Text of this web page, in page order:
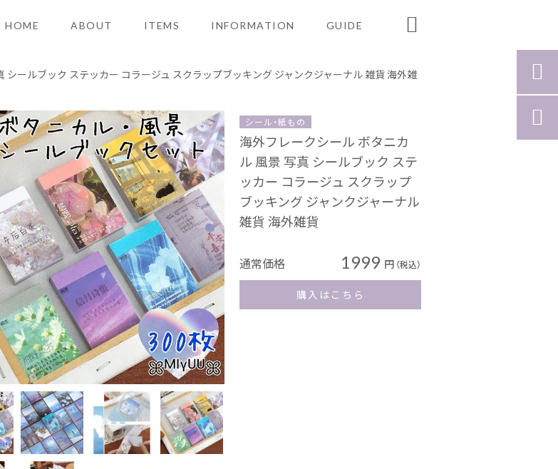
HOME ABOUT ITEMS INFORMATION GUIDE 
シールブック ステッカー コラージュ スクラップブッキング ジャンクジャーナル 雑貨 海外雑
シール・紙もの
海外フレークシール ボタニカ
ル 風景 写真 シールブック ステ
ッカー コラージュ スクラップ
ブッキング ジャンクジャーナル
雑貨 海外雑貨
通常価格 1999 円 （税込）
購入はこちら

